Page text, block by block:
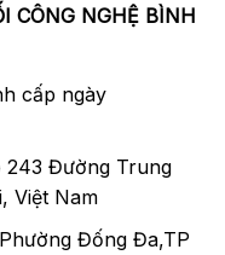
CÔNG NGHỆ BÌNH
cấp ngày
243 Đường Trung
Việt Nam
Đống Đa,TP